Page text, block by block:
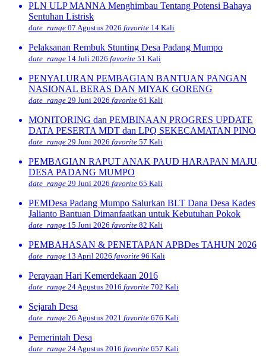
PLN ULP MANNA Menghimbau Tentang Potensi Bahaya
Sentuhan Listrisk
date_range 07 Agustus 2026 favorite 14 Kali
Pelaksanan Rembuk Stunting Desa Padang Mumpo
date_range 14 Juli 2026 favorite 51 Kali
PENYALURAN PEMBAGIAN BANTUAN PANGAN
NASIONAL BERAS DAN MIYAK GORENG
date_range 29 Juni 2026 favorite 61 Kali
MONITORING dan PEMBINAAN PROGRES UPDATE
DATA PESERTA MDT dan LPQ SEKECAMATAN PINO
date_range 29 Juni 2026 favorite 57 Kali
PEMBAGIAN RAPUT ANAK PAUD HARAPAN MAJU
DESA PADANG MUMPO
date_range 29 Juni 2026 favorite 65 Kali
PEMDesa Padang Mumpo Salurkan BLT Dana Desa Kades
Jalianto Bantuan Dimanfaatkan untuk Kebutuhan Pokok
date_range 15 Juni 2026 favorite 82 Kali
PEMBAHASAN & PENETAPAN APBDes TAHUN 2026
date_range 13 April 2026 favorite 96 Kali
Perayaan Hari Kemerdekaan 2016
date_range 24 Agustus 2016 favorite 702 Kali
Sejarah Desa
date_range 26 Agustus 2021 favorite 676 Kali
Pemerintah Desa
date_range 24 Agustus 2016 favorite 657 Kali